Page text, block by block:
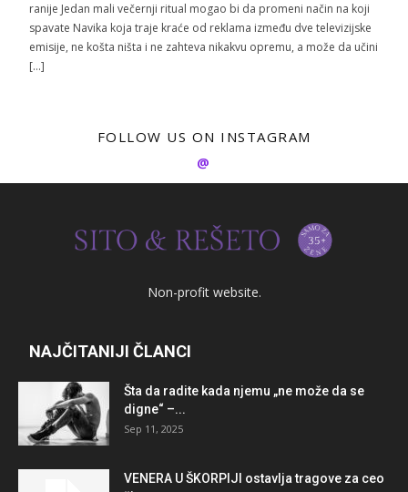
ranije Jedan mali večernji ritual mogao bi da promeni način na koji
spavate Navika koja traje kraće od reklama između dve televizijske
emisije, ne košta ništa i ne zahteva nikakvu opremu, a može da učini
[…]
FOLLOW US ON INSTAGRAM
@
Non-profit website.
NAJČITANIJI ČLANCI
Šta da radite kada njemu „ne može da se
digne“ –...
Sep 11, 2025
VENERA U ŠKORPIJI ostavlja tragove za ceo